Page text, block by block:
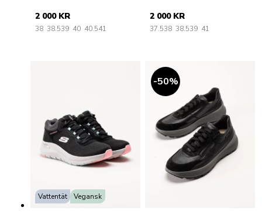
2 000 KR
38 38.539 40 40.541
2 000 KR
37.538 38.539 41
Vattentät Vegansk
50%